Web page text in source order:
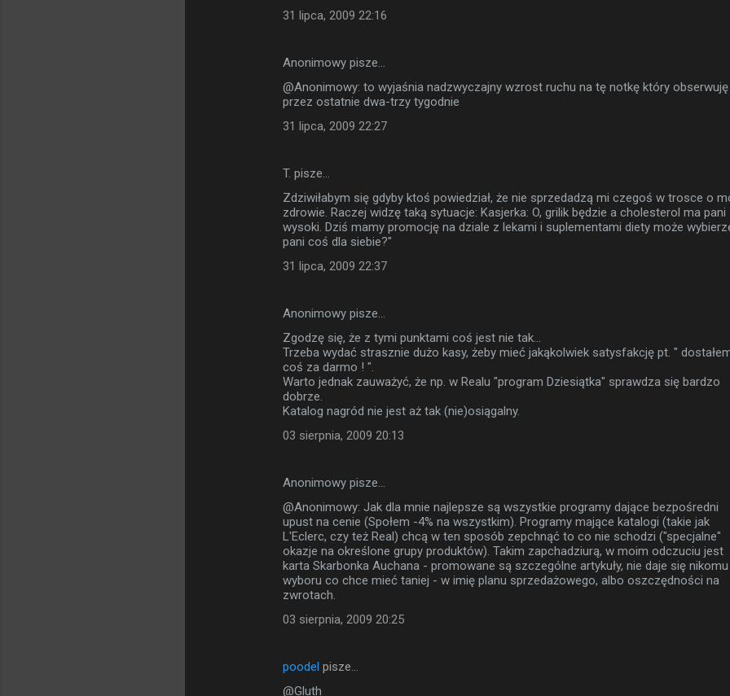
31 lipca, 2009 22:16
Anonimowy pisze…
@Anonimowy: to wyjaśnia nadzwyczajny wzrost ruchu na tę notkę który obserwuję
przez ostatnie dwa-trzy tygodnie
31 lipca, 2009 22:27
T. pisze…
Zdziwiłabym się gdyby ktoś powiedział, że nie sprzedadzą mi czegoś w trosce o
zdrowie. Raczej widzę taką sytuacje: Kasjerka: O, grilik będzie a cholesterol ma pani
wysoki. Dziś mamy promocję na dziale z lekami i suplementami diety może
pani coś dla siebie?"
31 lipca, 2009 22:37
Anonimowy pisze…
Zgodzę się, że z tymi punktami coś jest nie tak...
Trzeba wydać strasznie dużo kasy, żeby mieć jakąkolwiek satysfakcję pt. "
coś za darmo ! ".
Warto jednak zauważyć, że np. w Realu "program Dziesiątka" sprawdza się bardzo
dobrze.
Katalog nagród nie jest aż tak (nie)osiągalny.
03 sierpnia, 2009 20:13
Anonimowy pisze…
@Anonimowy: Jak dla mnie najlepsze są wszystkie programy dające bezpośredni
upust na cenie (Społem -4% na wszystkim). Programy mające katalogi (takie jak
L'Eclerc, czy też Real) chcą w ten sposób zepchnąć to co nie schodzi ("specjalne"
okazje na określone grupy produktów). Takim zapchadziurą, w moim odczuciu jest
karta Skarbonka Auchana - promowane są szczególne artykuły, nie daje się nikomu
wyboru co chce mieć taniej - w imię planu sprzedażowego, albo oszczędności na
zwrotach.
03 sierpnia, 2009 20:25
poodel pisze…
@Gluth